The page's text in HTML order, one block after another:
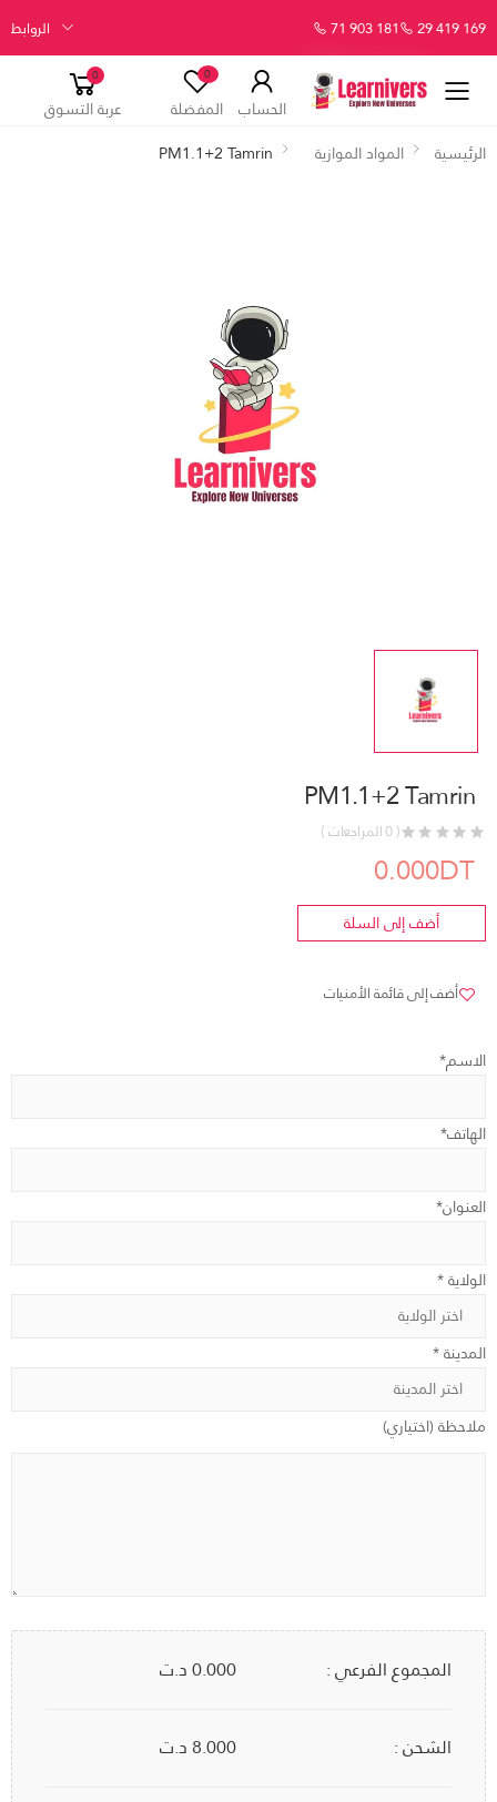
29 419 169
71 903 181 الروابط
الحساب
0
المفضلة
0
عربة التسوق
الرئيسية
المواد الموازية PM1.1+2 Tamrin
PM1.1+2 Tamrin
( 0 المراجعات )
0.000DT
أضف إلى السلة
أضف إلى قائمة الأمنيات
الاسم*
الهاتف*
العنوان*
الولاية *
المدينة *
ملاحظة (اختياري)
المجموع الفرعي : 0.000د.ت
الشحن : 8.000 د.ت